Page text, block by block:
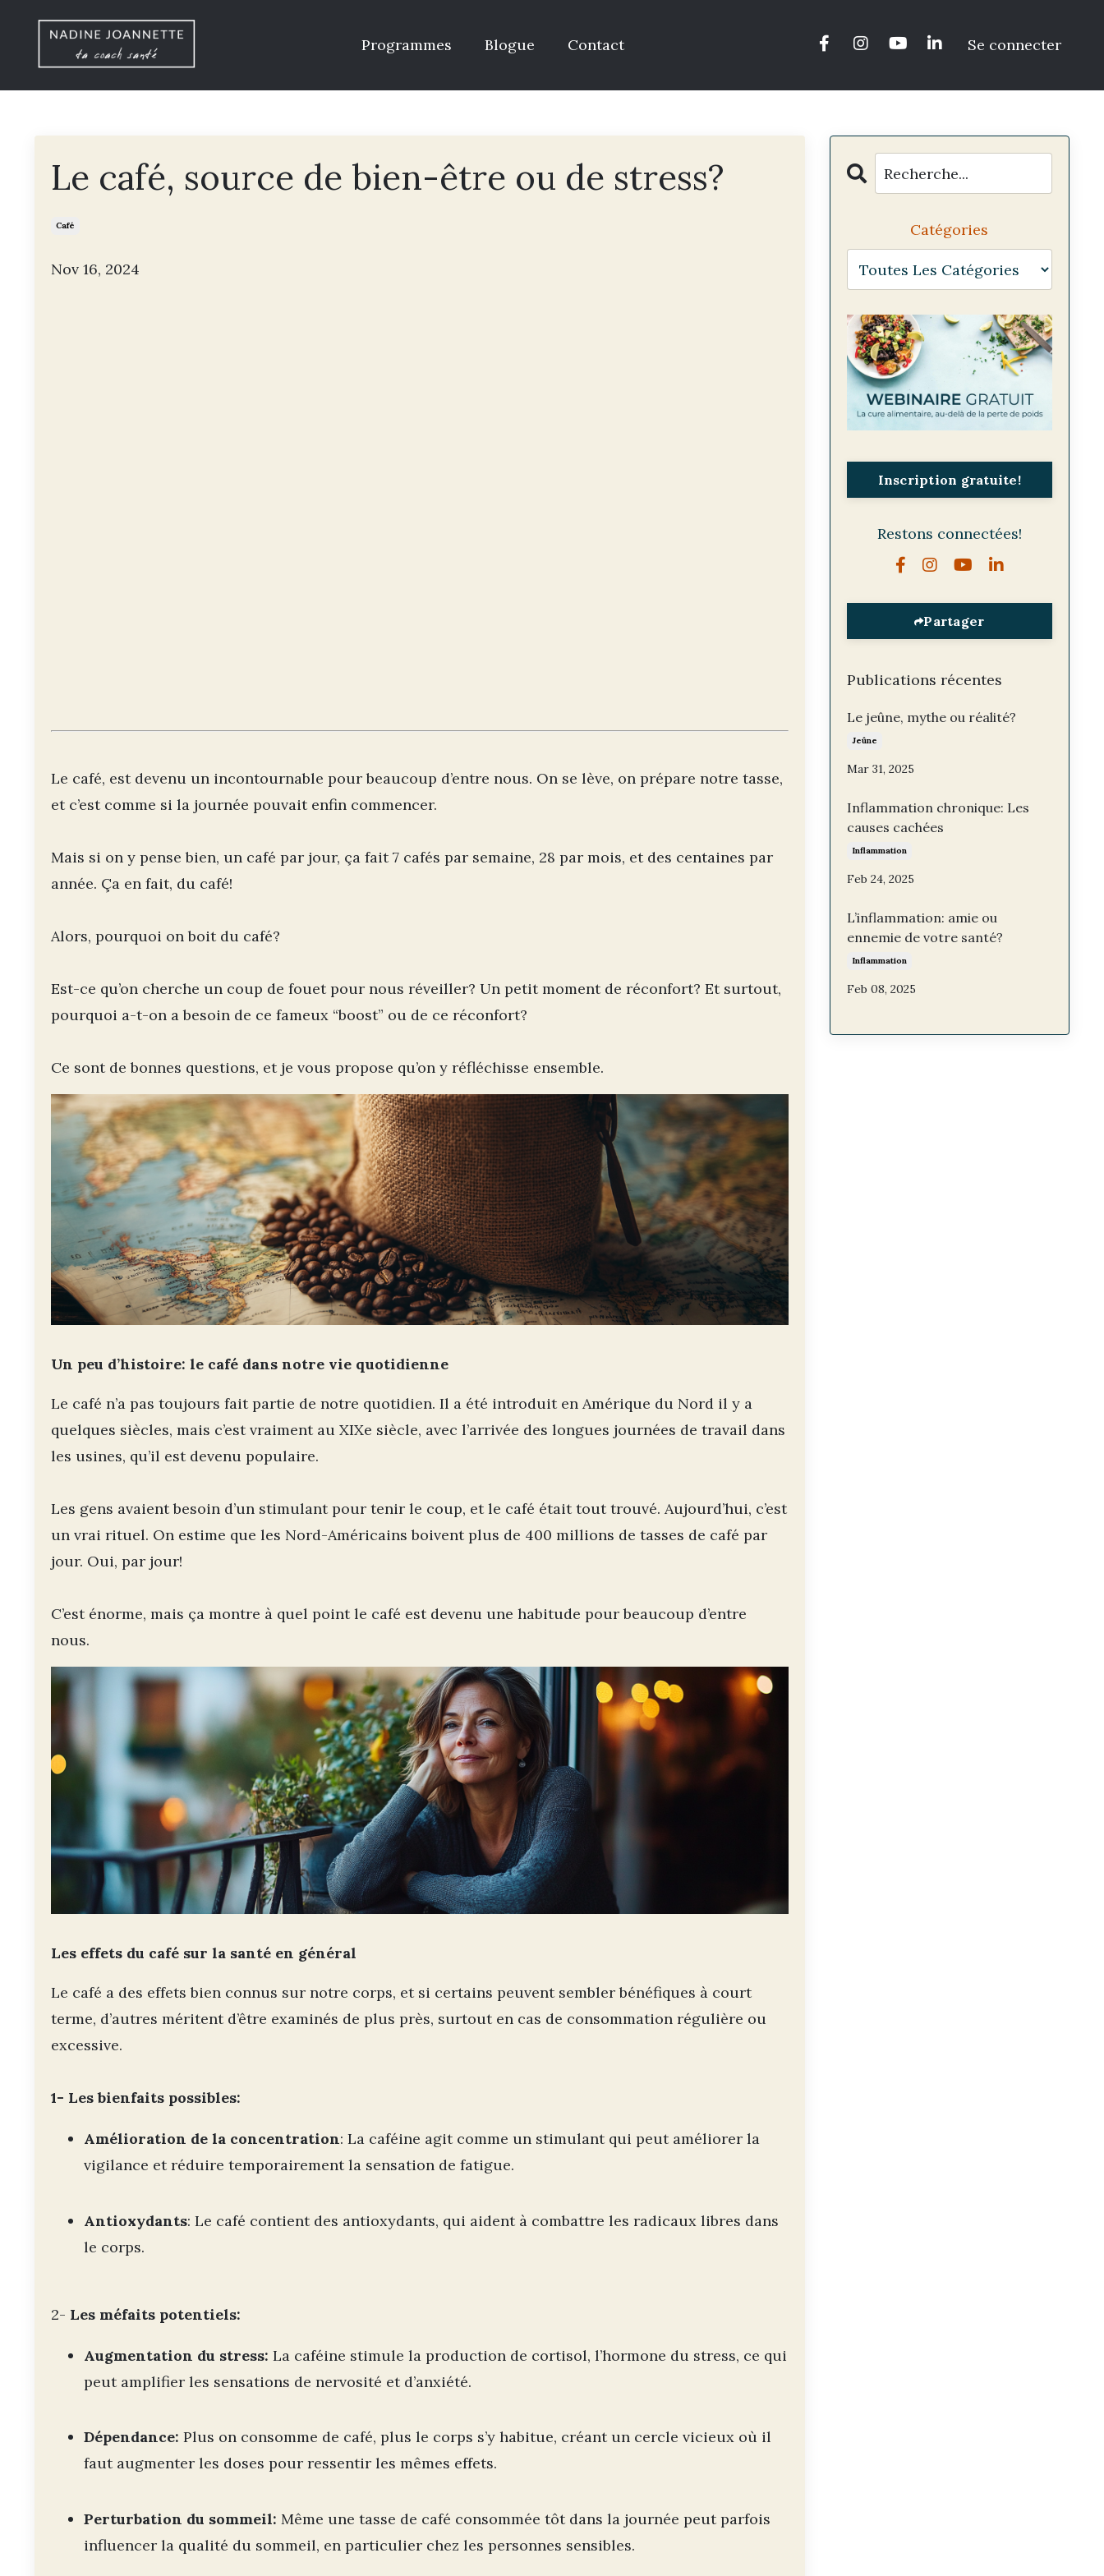
Programmes Blogue Contact Se connecter
Le café, source de bien-être ou de stress?
Café
Nov 16, 2024
Le café, est devenu un incontournable pour beaucoup d’entre nous. On se lève, on prépare notre tasse,
et c’est comme si la journée pouvait enfin commencer.
Mais si on y pense bien, un café par jour, ça fait 7 cafés par semaine, 28 par mois, et des centaines par
année. Ça en fait, du café!
Alors, pourquoi on boit du café?
Est-ce qu’on cherche un coup de fouet pour nous réveiller? Un petit moment de réconfort? Et surtout,
pourquoi a-t-on a besoin de ce fameux “boost” ou de ce réconfort?
Ce sont de bonnes questions, et je vous propose qu’on y réfléchisse ensemble.
Un peu d’histoire: le café dans notre vie quotidienne
Le café n’a pas toujours fait partie de notre quotidien. Il a été introduit en Amérique du Nord il y a
quelques siècles, mais c’est vraiment au XIXe siècle, avec l’arrivée des longues journées de travail dans
les usines, qu’il est devenu populaire.
Les gens avaient besoin d’un stimulant pour tenir le coup, et le café était tout trouvé. Aujourd’hui, c’est
un vrai rituel. On estime que les Nord-Américains boivent plus de 400 millions de tasses de café par
jour. Oui, par jour!
C’est énorme, mais ça montre à quel point le café est devenu une habitude pour beaucoup d’entre
nous.
Les effets du café sur la santé en général
Le café a des effets bien connus sur notre corps, et si certains peuvent sembler bénéfiques à court
terme, d’autres méritent d’être examinés de plus près, surtout en cas de consommation régulière ou
excessive.
1- Les bienfaits possibles:
Amélioration de la concentration: La caféine agit comme un stimulant qui peut améliorer la
vigilance et réduire temporairement la sensation de fatigue.
Antioxydants: Le café contient des antioxydants, qui aident à combattre les radicaux libres dans
le corps.
2- Les méfaits potentiels:
Augmentation du stress: La caféine stimule la production de cortisol, l’hormone du stress, ce qui
peut amplifier les sensations de nervosité et d’anxiété.
Dépendance: Plus on consomme de café, plus le corps s’y habitue, créant un cercle vicieux où il
faut augmenter les doses pour ressentir les mêmes effets.
Perturbation du sommeil: Même une tasse de café consommée tôt dans la journée peut parfois
influencer la qualité du sommeil, en particulier chez les personnes sensibles.
Catégories
Inscription gratuite!
Restons connectées!
Partager
Publications récentes
Le jeûne, mythe ou réalité?
Jeûne
Mar 31, 2025
Inflammation chronique: Les
causes cachées
Inflammation
Feb 24, 2025
L’inflammation: amie ou
ennemie de votre santé?
Inflammation
Feb 08, 2025